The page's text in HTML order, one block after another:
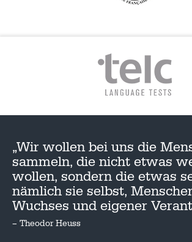
„Wir wollen bei uns die
sammeln, die nicht etwas
wollen, sondern die etwas
nämlich sie selbst,
Wuchses und eigener
– Theodor Heuss